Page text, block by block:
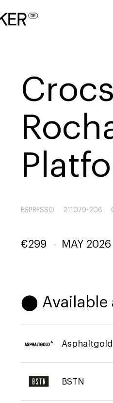
ESPRESSO 211079-206
€299 - MAY 2026
⬤ Available
Asphaltgold
BSTN